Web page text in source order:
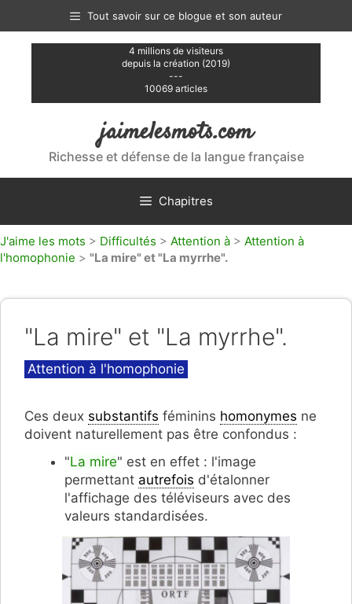
contenu
Tout savoir sur ce blogue et son auteur
4 millions de visiteurs
depuis la création (2019)
---
10069 articles
jaimelesmots.com
Richesse et défense de la langue française
Chapitres
J'aime les mots > Difficultés > Attention à > Attention à
l'homophonie > "La mire" et "La myrrhe".
"La mire" et "La myrrhe".
Catégories
Attention à l'homophonie
Ces deux substantifs féminins homonymes ne
doivent naturellement pas être confondus :
"La mire" est en effet : l'image
permettant autrefois d'étalonner
l'affichage des téléviseurs avec des
valeurs standardisées.